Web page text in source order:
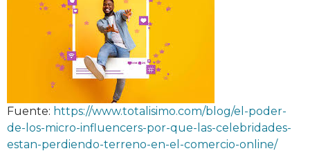
Fuente: https://www.totalisimo.com/blog/el-poder-
de-los-micro-influencers-por-que-las-celebridades-
estan-perdiendo-terreno-en-el-comercio-online/